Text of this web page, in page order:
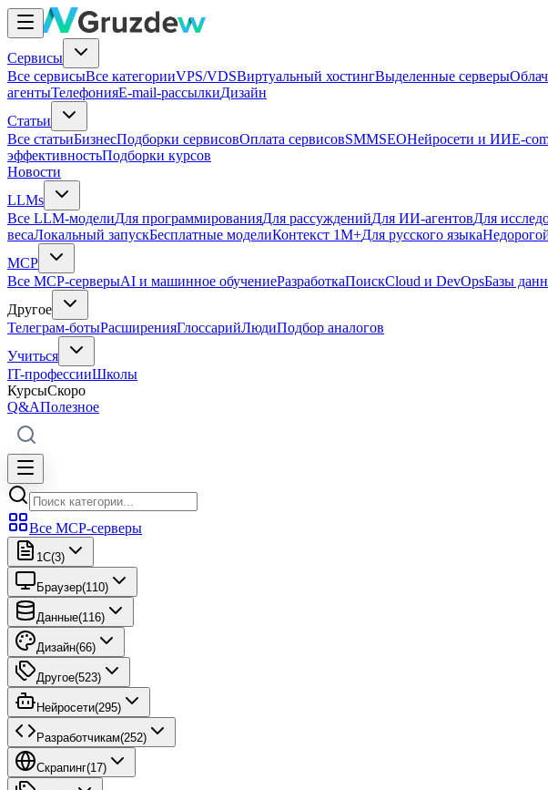
Сервисы
Все сервисыВсе категорииVPS/VDSВиртуальный хостингВыделенные серверы
агентыТелефонияE-mail-рассылкиДизайн
Статьи
Все статьиБизнесПодборки сервисовОплата сервисовSMMSEOНейросети и ИИE-
эффективностьПодборки курсов
Новости
LLMs
Все LLM-моделиДля программированияДля рассужденийДля ИИ-агентовДля
весаЛокальный запускБесплатные моделиКонтекст 1M+Для русского языка
MCP
Все MCP-серверыAI и машинное обучениеРазработкаПоискCloud и DevOpsБазы
Другое
Телеграм-ботыРасширенияГлоссарийЛюдиПодбор аналогов
Учиться
IT-профессииШколы
КурсыСкоро
Q&AПолезное
Все MCP-серверы
1C(3)
Браузер(110)
Данные(116)
Дизайн(66)
Другое(523)
Нейросети(295)
Разработчикам(252)
Скрапинг(17)